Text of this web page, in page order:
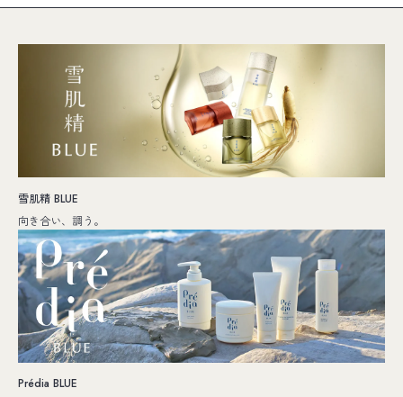
雪肌精 BLUE
向き合い、調う。
Prédia BLUE